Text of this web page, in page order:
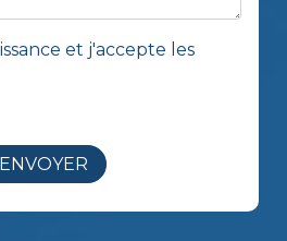
et j'accepte les
ENVOYER